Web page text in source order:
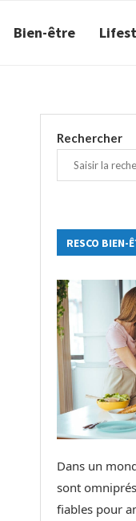
Bien-être
Rechercher
RESCO BIEN-
Dans un
sont
fiables pour